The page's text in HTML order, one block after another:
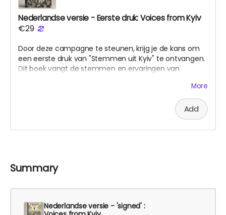
Nederlandse versie - Eerste druk: Voices from Kyiv
€29
Door deze campagne te steunen, krijg je de kans om
een eerste druk van "Stemmen uit Kyiv" te ontvangen.
Dit boek vangt de stemmen en ervaringen van
herinnering aan de wereld van wat er in Oekraïne
More
Add
Summary
Nederlandse versie - 'signed' :